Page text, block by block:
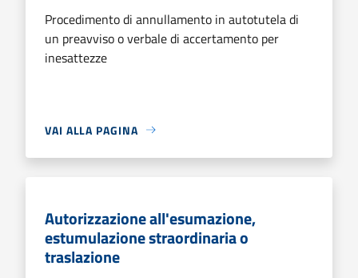
Procedimento di annullamento in autotutela di
un preavviso o verbale di accertamento per
inesattezze
VAI ALLA PAGINA
Autorizzazione all'esumazione,
estumulazione straordinaria o
traslazione